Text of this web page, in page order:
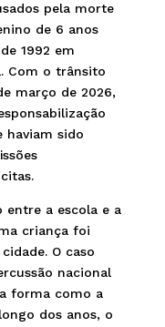
pela morte
de 6 anos
1992 em
Com o trânsito
março de 2026,
haviam sido
entre a escola e a
criança foi
O caso
nacional
forma como a
dos anos, o